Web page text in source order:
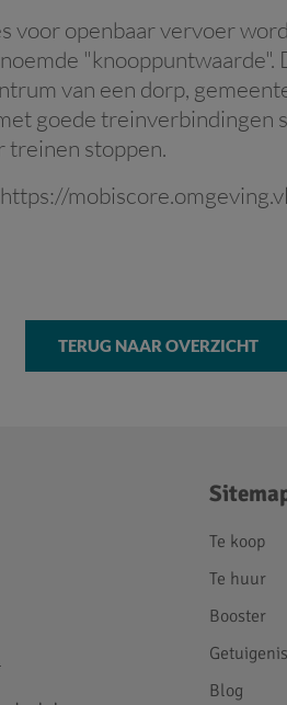
voor openbaar vervoer
van een dorp,
goede treinverbindingen
treinen stoppen.
TERUG NAAR OVERZICHT
Te koop
Te huur
Booster
Blog